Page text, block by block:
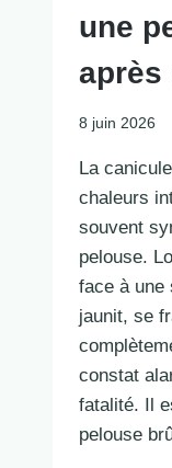
une
après
8 juin 2026
La
chaleurs
souvent
pelouse.
face à une
jaunit, se
constat
fatalité. Il
pelouse